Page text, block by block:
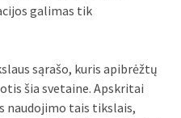
galimas tik
sąrašo, kuris apibrėžtų
šia svetaine. Apskritai
naudojimo tais tikslais,